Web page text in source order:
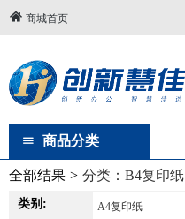
商城首页
商品分类
全部结果 > 分类： B4复印纸
类别: A4复印纸